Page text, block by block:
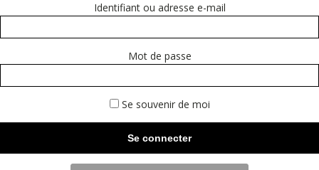
Identifiant ou adresse e-mail
Mot de passe
Se souvenir de moi